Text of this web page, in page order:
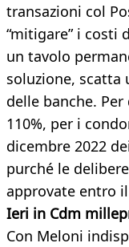
transazioni col
“mitigare” i costi
un tavolo
soluzione, scatta
delle banche.
110%, per i
dicembre 2022
purché le
approvate entro
Ieri in Cdm
Con Meloni